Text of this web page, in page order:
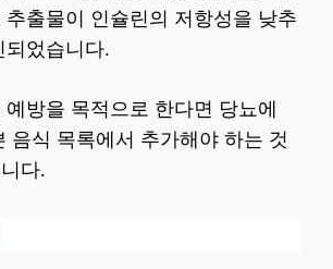
추출물이 인슐린의 저항성을 낮추
되었습니다.
방을 목적으로 한다면 당뇨에
음식 목록에서 추가해야 하는 것
다.